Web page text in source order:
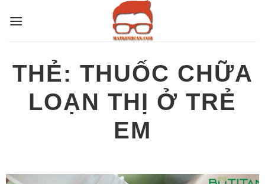
qua
THẺ: THUỐC CHỮA
LOẠN THỊ Ở TRẺ
EM